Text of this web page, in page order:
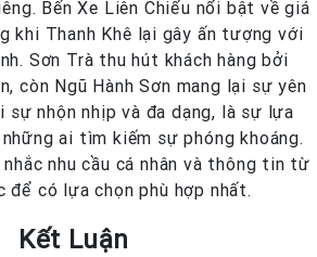
Bến Xe Liên Chiểu nổi bật về giá
khi Thanh Khê lại gây ấn tượng với
Sơn Trà thu hút khách hàng bởi
còn Ngũ Hành Sơn mang lại sự yên
sự nhộn nhịp và đa dạng, là sự lựa
ai tìm kiếm sự phóng khoáng.
nhắc nhu cầu cá nhân và thông tin từ
để có lựa chọn phù hợp nhất.
Kết Luận